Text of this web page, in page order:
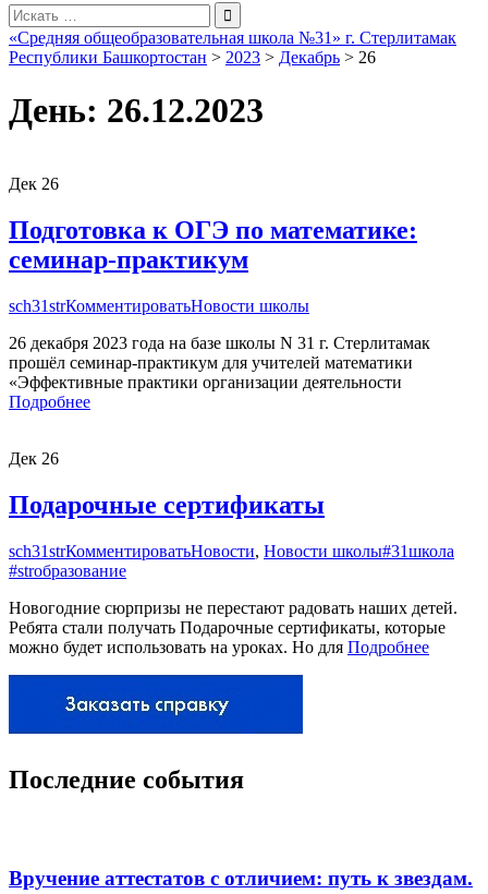
Поиск
для:
«Средняя общеобразовательная школа №31» г. Стерлитамак
Республики Башкортостан > 2023 > Декабрь > 26
День: 26.12.2023
Дек 26
Подготовка к ОГЭ по математике:
семинар-практикум
sch31strКомментироватьНовости школы
26 декабря 2023 года на базе школы N 31 г. Стерлитамак
прошёл семинар-практикум для учителей математики
«Эффективные практики организации деятельности
Подробнее
Дек 26
Подарочные сертификаты
sch31strКомментироватьНовости, Новости школы#31школа
#strобразование
Новогодние сюрпризы не перестают радовать наших детей.
Ребята стали получать Подарочные сертификаты, которые
можно будет использовать на уроках. Но для Подробнее
Последние события
Вручение аттестатов с отличием: путь к звездам.